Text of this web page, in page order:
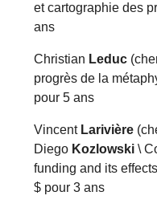
et cartographie des
ans
Christian Leduc
progrès de la
pour 5 ans
Vincent Larivière
Diego Kozlowski \
funding and its
$ pour 3 ans